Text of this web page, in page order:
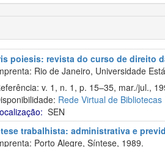
poiesis: revista do curso de direito
Rio de Janeiro, Universidade
v. 1, n. 1, p. 15–35, mar./jul.,
Rede Virtual de Bibliotecas
SEN
trabalhista: administrativa e
Porto Alegre, Síntese, 1989.